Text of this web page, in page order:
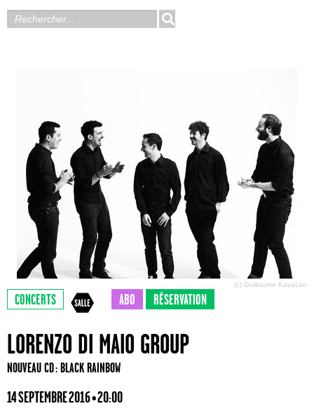
(c) Guillaume Kayacan
CONCERTS ABO RÉSERVATION
LORENZO DI MAIO GROUP
NOUVEAU CD : BLACK RAINBOW
14 SEPTEMBRE 2016 • 20:00